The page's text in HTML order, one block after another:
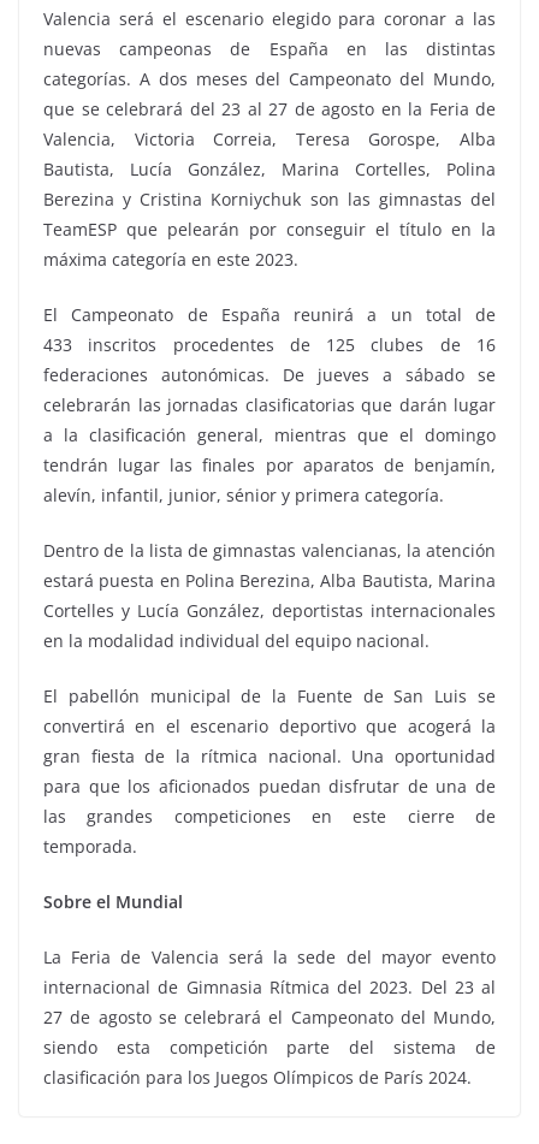
Valencia será el escenario elegido para coronar a las
nuevas campeonas de España en las distintas
categorías. A dos meses del Campeonato del Mundo,
que se celebrará del 23 al 27 de agosto en la Feria de
Valencia, Victoria Correia, Teresa Gorospe, Alba
Bautista, Lucía González, Marina Cortelles, Polina
Berezina y Cristina Korniychuk son las gimnastas del
TeamESP que pelearán por conseguir el título en la
máxima categoría en este 2023.
El Campeonato de España reunirá a un total de
433 inscritos procedentes de 125 clubes de 16
federaciones autonómicas. De jueves a sábado se
celebrarán las jornadas clasificatorias que darán lugar
a la clasificación general, mientras que el domingo
tendrán lugar las finales por aparatos de benjamín,
alevín, infantil, junior, sénior y primera categoría.
Dentro de la lista de gimnastas valencianas, la atención
estará puesta en Polina Berezina, Alba Bautista, Marina
Cortelles y Lucía González, deportistas internacionales
en la modalidad individual del equipo nacional.
El pabellón municipal de la Fuente de San Luis se
convertirá en el escenario deportivo que acogerá la
gran fiesta de la rítmica nacional. Una oportunidad
para que los aficionados puedan disfrutar de una de
las grandes competiciones en este cierre de
temporada.
Sobre el Mundial
La Feria de Valencia será la sede del mayor evento
internacional de Gimnasia Rítmica del 2023. Del 23 al
27 de agosto se celebrará el Campeonato del Mundo,
siendo esta competición parte del sistema de
clasificación para los Juegos Olímpicos de París 2024.